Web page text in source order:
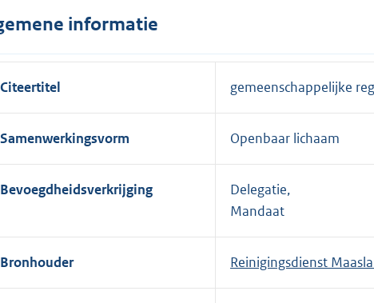
informatie
Citeertitel gemeenschappelijke
Samenwerkingsvorm Openbaar lichaam
Bevoegdheidsverkrijging
Delegatie,
Mandaat
Bronhouder Reinigingsdienst